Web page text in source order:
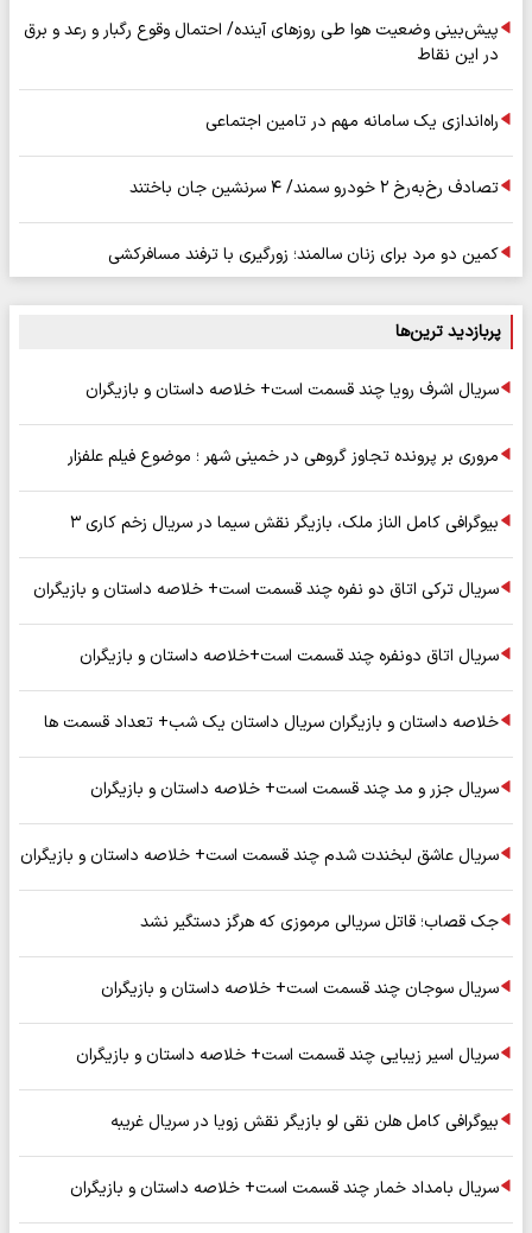
پیش‌بینی وضعیت هوا طی روزهای آینده/ احتمال وقوع رگبار و رعد و برق
در این نقاط
راه‌اندازی یک سامانه مهم در تامین اجتماعی
تصادف رخ‌به‌رخ ۲ خودرو سمند/ ۴ سرنشین جان باختند
کمین دو مرد برای زنان سالمند؛ زورگیری با ترفند مسافرکشی
پربازدید ترین‌ها
سریال اشرف رویا چند قسمت است+ خلاصه داستان و بازیگران
مروری بر پرونده تجاوز گروهی در خمینی شهر ؛ موضوع فیلم علفزار
بیوگرافی کامل الناز ملک، بازیگر نقش سیما در سریال زخم کاری ۳
سریال ترکی اتاق دو نفره چند قسمت است+ خلاصه داستان و بازیگران
سریال اتاق دونفره چند قسمت است+خلاصه داستان و بازیگران
خلاصه داستان و بازیگران سریال داستان یک شب+ تعداد قسمت ها
سریال جزر و مد چند قسمت است+ خلاصه داستان و بازیگران
سریال عاشق لبخندت شدم چند قسمت است+ خلاصه داستان و بازیگران
جک قصاب؛ قاتل سریالی مرموزی که هرگز دستگیر نشد
سریال سوجان چند قسمت است+ خلاصه داستان و بازیگران
سریال اسیر زیبایی چند قسمت است+ خلاصه داستان و بازیگران
بیوگرافی کامل هلن نقی لو بازیگر نقش زویا در سریال غریبه
سریال بامداد خمار چند قسمت است+ خلاصه داستان و بازیگران